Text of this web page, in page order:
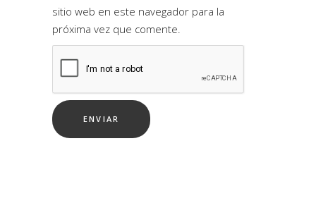
sitio web en este navegador para la
próxima vez que comente.